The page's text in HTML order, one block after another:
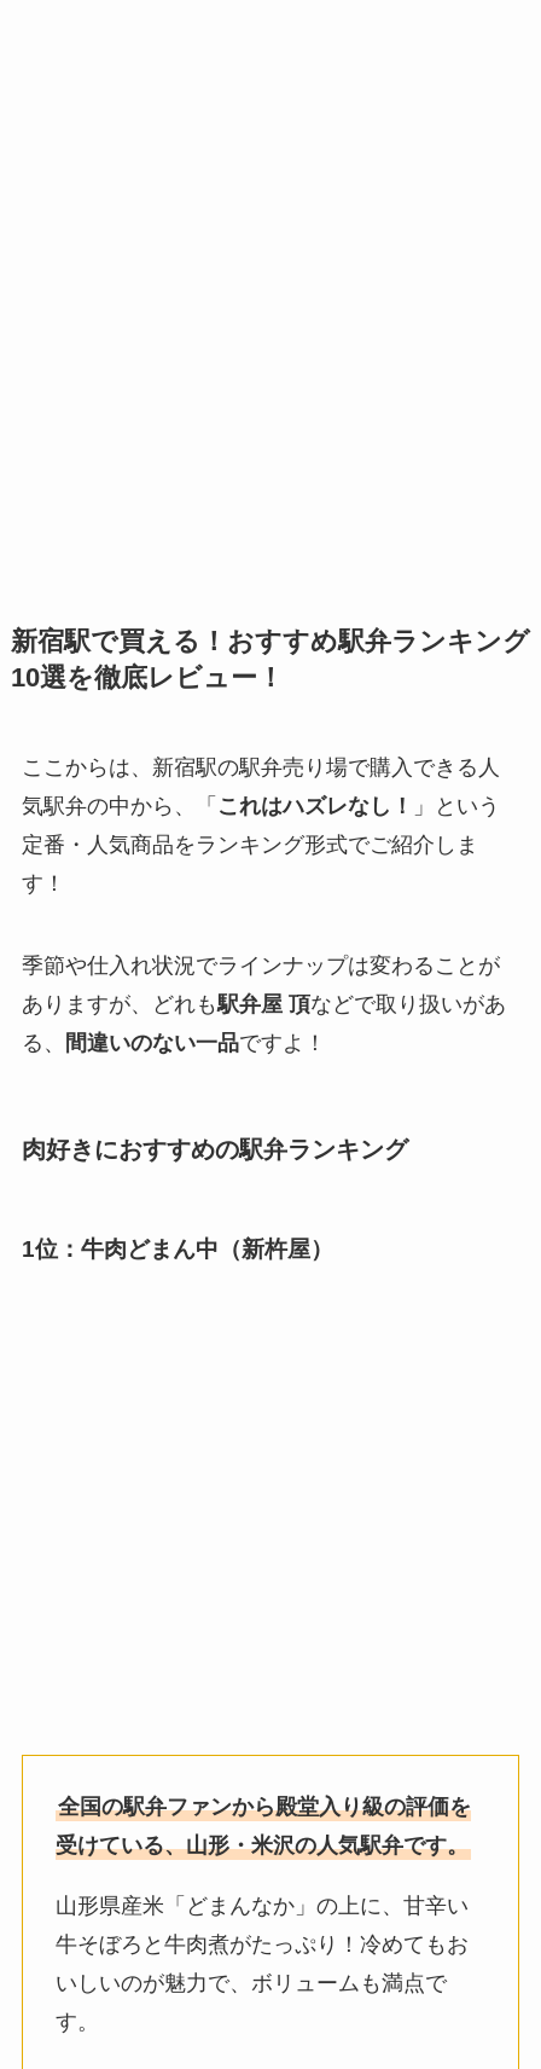
新宿駅で買える！ おすすめ駅弁ランキング
10選を徹底レビュー！
ここからは、新宿駅の駅弁売り場で購入できる人
気駅弁の中から、「 これはハズレなし！
」という
定番・人気商品をランキング形式でご紹介しま
す！
季節や仕入れ状況でラインナップは変わることが
ありますが、どれも駅弁屋 頂などで取り扱いがあ
る、
間違いのない一品ですよ！
肉好きにおすすめの駅弁ランキング
1位：牛肉どまん中（新杵屋）
全国の駅弁ファンから殿堂入り級の評価を
受けている、山形・米沢の人気駅弁です。
山形県産米「どまんなか」の上に、甘辛い
牛そぼろと牛肉煮がたっぷり！冷めてもお
いしいのが魅力で、ボリュームも満点で
す。